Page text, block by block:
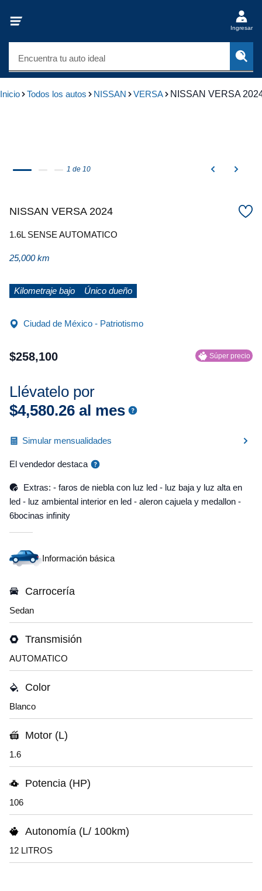
Ingresar
Encuentra tu auto ideal
Inicio Todos los autos NISSAN VERSA NISSAN VERSA
1 de 10
NISSAN VERSA 2024
1.6L SENSE AUTOMATICO
25,000 km
Kilometraje bajo Único dueño
Ciudad de México - Patriotismo
$258,100 Súper precio
Llévatelo por
$4,580.26 al mes
Simular mensualidades
El vendedor destaca
Extras: - faros de niebla con luz led - luz baja y luz alta en
led - luz ambiental interior en led - aleron cajuela y medallon -
6bocinas infinity
Información básica
Carrocería
Sedan
Transmisión
AUTOMATICO
Color
Blanco
Motor (L)
1.6
Potencia (HP)
106
Autonomía (L/ 100km)
12 LITROS